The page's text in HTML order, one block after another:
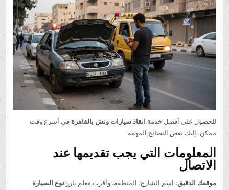
للحصول على أفضل خدمة انقاذ سيارات ونش بالقاهرة في أسرع وقت
ممكن، إليك بعض النصائح المهمة:
المعلومات التي يجب تقديمها عند
الاتصال
موقعك الدقيق: اسم الشارع، المنطقة، وأقرب معلم بارز.نوع السيارة